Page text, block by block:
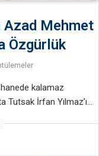
Mehmet
Özgürlük
kalamaz
Tutsak İrfan Yılmaz’ı